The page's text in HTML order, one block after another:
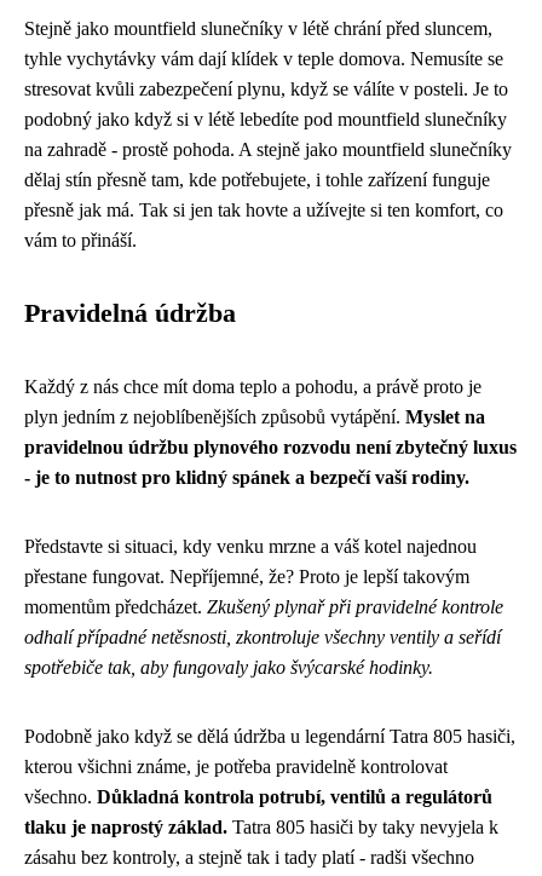
Stejně jako mountfield slunečníky v létě chrání před sluncem,
tyhle vychytávky vám dají klídek v teple domova. Nemusíte se
stresovat kvůli zabezpečení plynu, když se válíte v posteli. Je to
podobný jako když si v létě lebedíte pod mountfield slunečníky
na zahradě - prostě pohoda. A stejně jako mountfield slunečníky
dělaj stín přesně tam, kde potřebujete, i tohle zařízení funguje
přesně jak má. Tak si jen tak hovte a užívejte si ten komfort, co
vám to přináší.
Pravidelná údržba
Každý z nás chce mít doma teplo a pohodu, a právě proto je
plyn jedním z nejoblíbenějších způsobů vytápění. Myslet na
pravidelnou údržbu plynového rozvodu není zbytečný luxus
- je to nutnost pro klidný spánek a bezpečí vaší rodiny.
Představte si situaci, kdy venku mrzne a váš kotel najednou
přestane fungovat. Nepříjemné, že? Proto je lepší takovým
momentům předcházet. Zkušený plynař při pravidelné kontrole
odhalí případné netěsnosti, zkontroluje všechny ventily a seřídí
spotřebiče tak, aby fungovaly jako švýcarské hodinky.
Podobně jako když se dělá údržba u legendárníTatra 805 hasiči,
kterou všichni známe, je potřeba pravidelně kontrolovat
všechno. Důkladná kontrola potrubí, ventilů a regulátorů
tlaku je naprostý základ. Tatra 805 hasiči by taky nevyjela k
zásahu bez kontroly, a stejně tak i tady platí - radši všechno